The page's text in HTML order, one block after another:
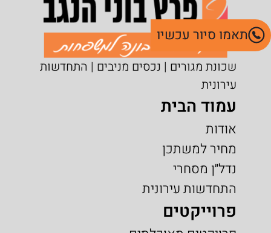
שכונת מגורים | נכסים מניבים | התחדשות
עירונית
עמוד הבית
אודות
מחיר למשתכן
נדל״ן מסחרי
התחדשות עירונית
פרוייקטים
תאמו סיור עכשיו